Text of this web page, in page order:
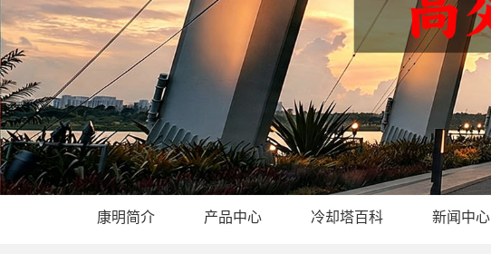
康明简介 产品中心 冷却塔百科 新闻中心